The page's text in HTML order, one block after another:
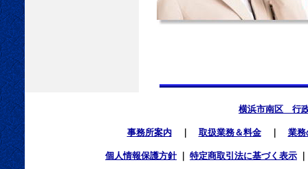
横浜市南区 行
事務所案内｜ 取扱業務＆料金｜ 業務
個人情報保護方針 特定商取引法に基づく表示